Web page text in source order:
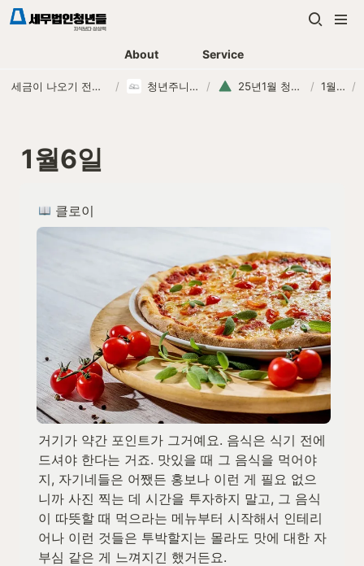
About Service
세금이 나오기 전에, 먼저 연락하는 세무법인 / 청년주니어 교육 / 25년1월 청년주니어 / 1월6일 /
1월6일
클로이
거기가 약간 포인트가 그거예요. 음식은 식기 전에
드셔야 한다는 거죠. 맛있을 때 그 음식을 먹어야
지, 자기네들은 어쨌든 홍보나 이런 게 필요 없으
니까 사진 찍는 데 시간을 투자하지 말고, 그 음식
이 따뜻할 때 먹으라는 메뉴부터 시작해서 인테리
어나 이런 것들은 투박할지는 몰라도 맛에 대한 자
부심 같은 게 느껴지긴 했거든요.